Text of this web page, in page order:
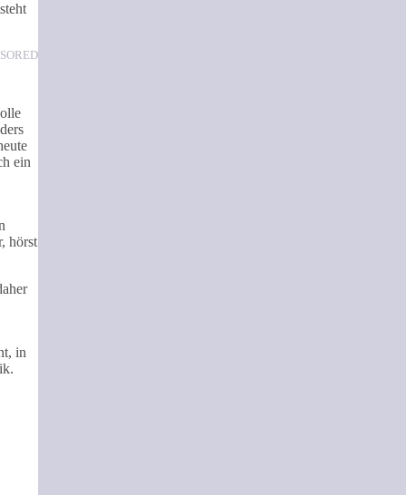
ein
hörst
in